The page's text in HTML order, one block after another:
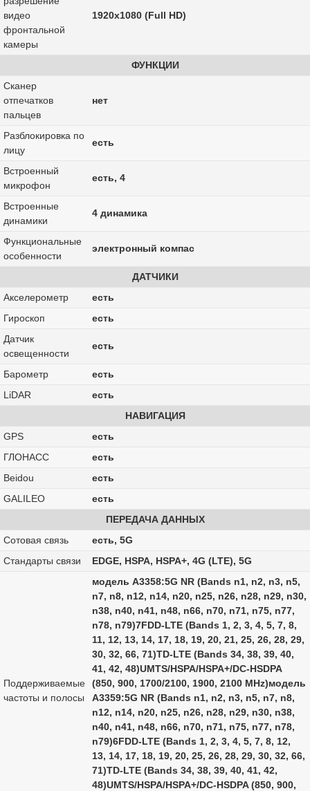
видео
фронтальной
камеры
1920x1080 (Full HD)
ФУНКЦИИ
Сканер
отпечатков
пальцев
нет
Разблокировка по
лицу
есть
Встроенный
микрофон
есть, 4
Встроенные
динамики
4 динамика
Функциональные
особенности
электронный компас
ДАТЧИКИ
Акселерометр
есть
Гироскоп
есть
Датчик
освещенности
есть
Барометр
есть
LiDAR
есть
НАВИГАЦИЯ
GPS
есть
ГЛОНАСС
есть
Beidou
есть
GALILEO
есть
ПЕРЕДАЧА ДАННЫХ
Сотовая связь
есть, 5G
Стандарты связи
EDGE, HSPA, HSPA+, 4G (LTE), 5G
Поддерживаемые
частоты и полосы
модель A3358:5G NR (Bands n1, n2, n3, n5,
n7, n8, n12, n14, n20, n25, n26, n28, n29, n30,
n38, n40, n41, n48, n66, n70, n71, n75, n77,
n78, n79)7FDD-LTE (Bands 1, 2, 3, 4, 5, 7, 8,
11, 12, 13, 14, 17, 18, 19, 20, 21, 25, 26, 28, 29,
30, 32, 66, 71)TD-LTE (Bands 34, 38, 39, 40,
41, 42, 48)UMTS/HSPA/HSPA+/DC‑HSDPA
(850, 900, 1700/2100, 1900, 2100 MHz)модель
A3359:5G NR (Bands n1, n2, n3, n5, n7, n8,
n12, n14, n20, n25, n26, n28, n29, n30, n38,
n40, n41, n48, n66, n70, n71, n75, n77, n78,
n79)6FDD-LTE (Bands 1, 2, 3, 4, 5, 7, 8, 12,
13, 14, 17, 18, 19, 20, 25, 26, 28, 29, 30, 32, 66,
71)TD-LTE (Bands 34, 38, 39, 40, 41, 42,
48)UMTS/HSPA/HSPA+/DC‑HSDPA (850, 900,